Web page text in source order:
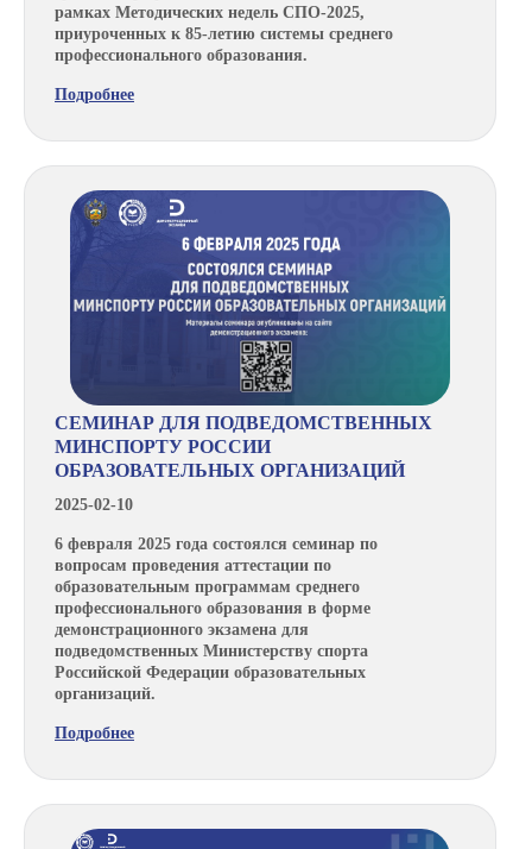
рамках Методических недель СПО-2025,
приуроченных к 85-летию системы среднего
профессионального образования.
Подробнее
СЕМИНАР ДЛЯ ПОДВЕДОМСТВЕННЫХ
МИНСПОРТУ РОССИИ
ОБРАЗОВАТЕЛЬНЫХ ОРГАНИЗАЦИЙ
2025-02-10
6 февраля 2025 года состоялся семинар по
вопросам проведения аттестации по
образовательным программам среднего
профессионального образования в форме
демонстрационного экзамена для
подведомственных Министерству спорта
Российской Федерации образовательных
организаций.
Подробнее